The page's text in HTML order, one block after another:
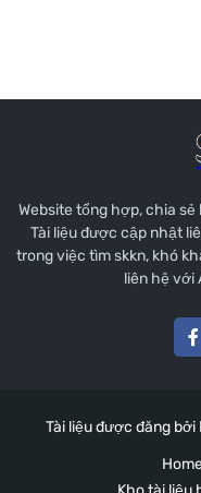
Website tổng hợp, chia
Tài liệu được cập nhật
trong việc tìm skkn, khó
liên hệ với
Tài liệu được đăng bởi